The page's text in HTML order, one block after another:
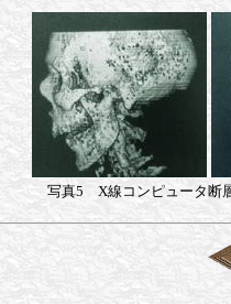
写真5 X線コンピュータ断